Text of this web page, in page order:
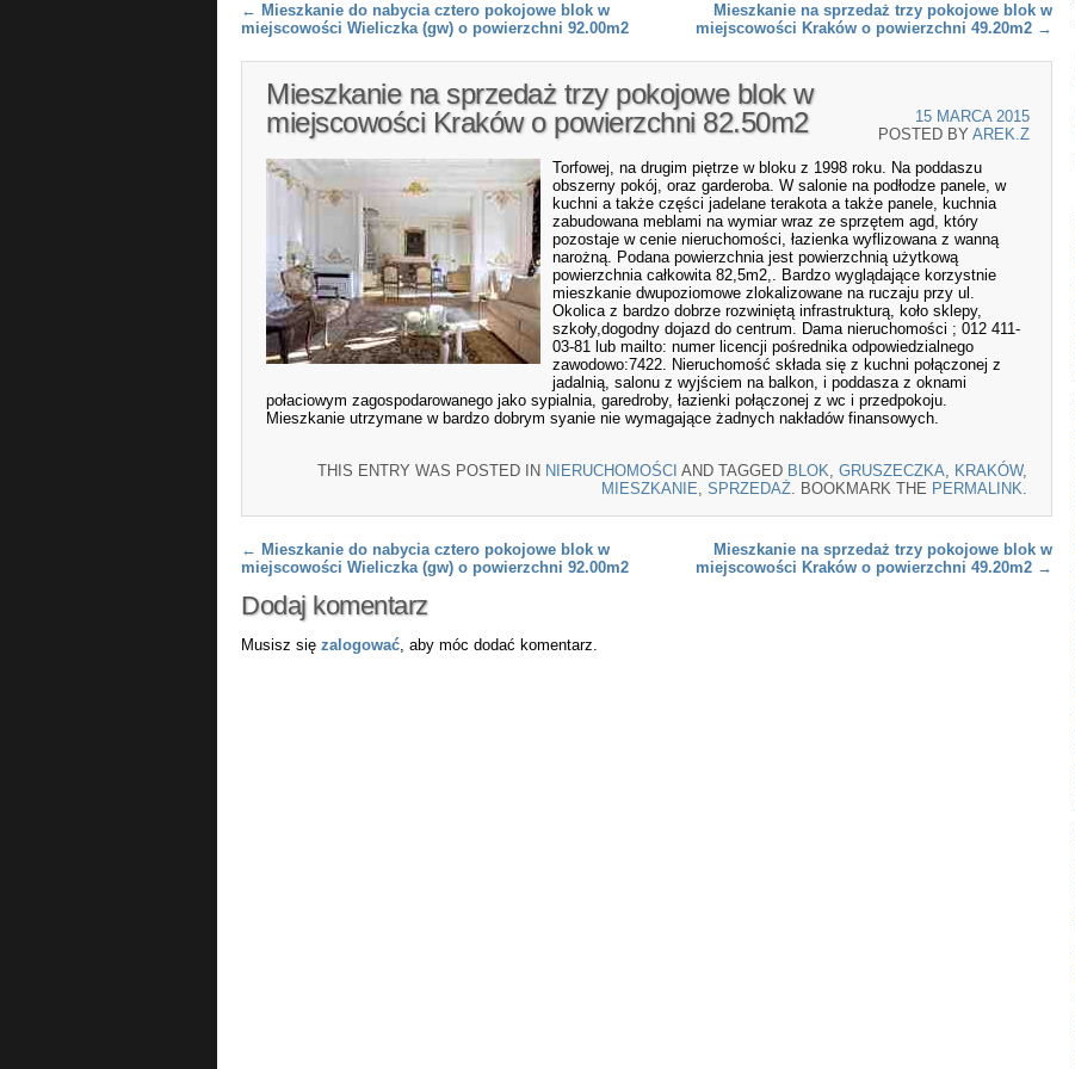
Post navigation
← Mieszkanie do nabycia cztero pokojowe blok w
miejscowości Wieliczka (gw) o powierzchni 92.00m2
Mieszkanie na sprzedaż trzy pokojowe blok w
miejscowości Kraków o powierzchni 49.20m2 →
Mieszkanie na sprzedaż trzy pokojowe blok w
miejscowości Kraków o powierzchni 82.50m2
15 MARCA 2015
POSTED BY AREK.Z
Torfowej, na drugim piętrze w bloku z 1998 roku. Na poddaszu
obszerny pokój, oraz garderoba. W salonie na podłodze panele, w
kuchni a także części jadelane terakota a także panele, kuchnia
zabudowana meblami na wymiar wraz ze sprzętem agd, który
pozostaje w cenie nieruchomości, łazienka wyflizowana z wanną
narożną. Podana powierzchnia jest powierzchnią użytkową
powierzchnia całkowita 82,5m2,. Bardzo wyglądające korzystnie
mieszkanie dwupoziomowe zlokalizowane na ruczaju przy ul.
Okolica z bardzo dobrze rozwiniętą infrastrukturą, koło sklepy,
szkoły,dogodny dojazd do centrum. Dama nieruchomości ; 012 411-
03-81 lub mailto: numer licencji pośrednika odpowiedzialnego
zawodowo:7422. Nieruchomość składa się z kuchni połączonej z
jadalnią, salonu z wyjściem na balkon, i poddasza z oknami
połaciowym zagospodarowanego jako sypialnia, garedroby, łazienki połączonej z wc i przedpokoju.
Mieszkanie utrzymane w bardzo dobrym syanie nie wymagające żadnych nakładów finansowych.
THIS ENTRY WAS POSTED IN NIERUCHOMOŚCI AND TAGGED BLOK GRUSZECZKA KRAKÓW,
MIESZKANIE SPRZEDAŻ . BOOKMARK THE PERMALINK
Post navigation
← Mieszkanie do nabycia cztero pokojowe blok w
miejscowości Wieliczka (gw) o powierzchni 92.00m2
Mieszkanie na sprzedaż trzy pokojowe blok w
miejscowości Kraków o powierzchni 49.20m2 →
Dodaj komentarz
Musisz się zalogować, aby móc dodać komentarz.